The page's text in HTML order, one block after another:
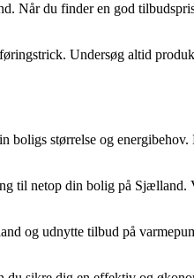
Når du finder en god
Undersøg altid
størrelse og
til netop din bolig på
og udnytte tilbud på